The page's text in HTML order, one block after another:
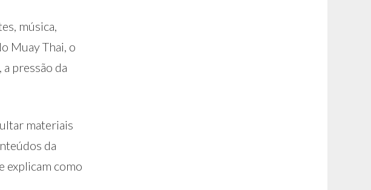
música,
Muay Thai, o
pressão da
materiais
da
explicam como